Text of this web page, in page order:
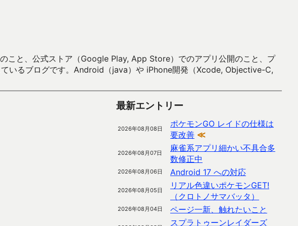
こと、公式ストア（Google Play, App Store）でのアプリ公開のこと、プ
いるブログです。Android（java）や iPhone開発（Xcode, Objective-C,
最新エントリー
2026年08月08日
ポケモンGO レイドの仕様は
要改善 ≪
2026年08月07日
麻雀系アプリ細かい不具合多
数修正中
2026年08月06日 Android 17 への対応
2026年08月05日
リアル色違いポケモンGET!
（クロトノサマバッタ）
2026年08月04日 ページ一新、触れたいこと
スプラトゥーンレイダーズ